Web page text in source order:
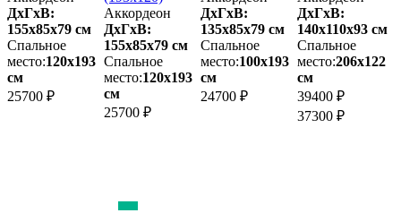
ДхГхВ:
155х85x79 см
Спальное
место:120х193
см
25700 ₽
Аккордеон
ДхГхВ:
155х85x79 см
Спальное
место:120х193
см
25700 ₽
ДхГхВ:
135х85x79 см
Спальное
место:100х193
см
24700 ₽
ДхГхВ:
140х110x93 см
Спальное
место:206х122
см
39400 ₽
37300 ₽